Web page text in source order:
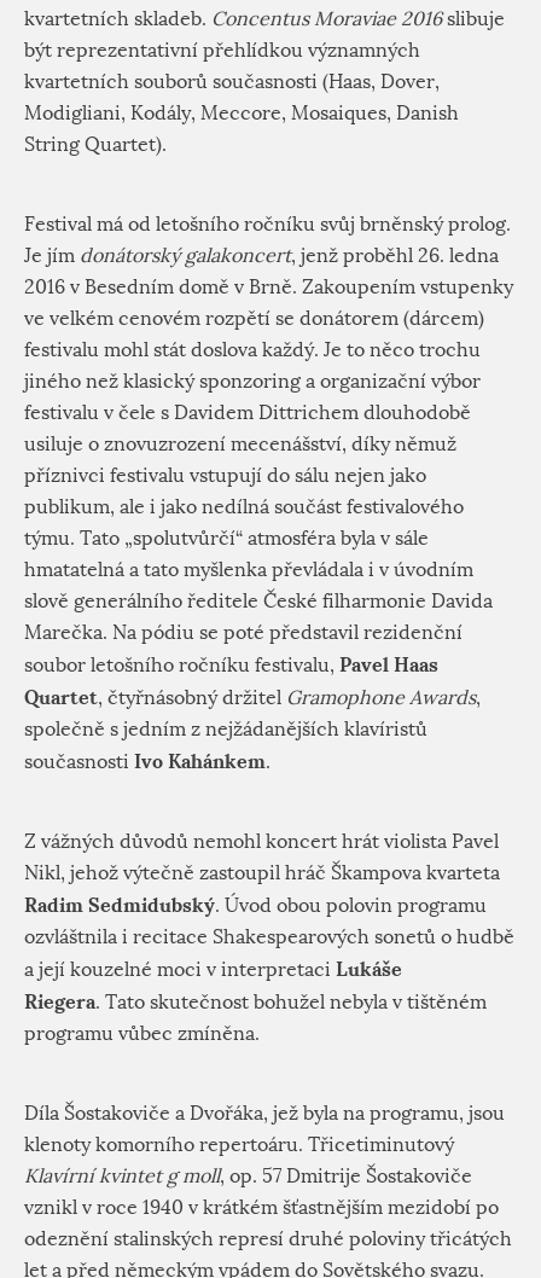
kvartetních skladeb. Concentus Moraviae 2016slibuje
být reprezentativní přehlídkou významných
kvartetních souborů současnosti (Haas, Dover,
Modigliani, Kodály, Meccore, Mosaiques, Danish
String Quartet).
Festival má od letošního ročníku svůj brněnský prolog.
Je jím donátorský galakoncert, jenž proběhl 26. ledna
2016 v Besedním domě v Brně. Zakoupením vstupenky
ve velkém cenovém rozpětí se donátorem (dárcem)
festivalu mohl stát doslova každý. Je to něco trochu
jiného než klasický sponzoring a organizační výbor
festivalu v čele s Davidem Dittrichem dlouhodobě
usiluje o znovuzrození mecenášství, díky němuž
příznivci festivalu vstupují do sálu nejen jako
publikum, ale i jako nedílná součást festivalového
týmu. Tato „spolutvůrčí“ atmosféra byla v sále
hmatatelná a tato myšlenka převládala i v úvodním
slově generálního ředitele České filharmonie Davida
Marečka. Na pódiu se poté představil rezidenční
soubor letošního ročníku festivalu, Pavel Haas
Quartet, čtyřnásobný držitel Gramophone Awards,
společně s jedním z nejžádanějších klavíristů
současnosti Ivo Kahánkem.
Z vážných důvodů nemohl koncert hrát violista Pavel
Nikl, jehož výtečně zastoupil hráč Škampova kvarteta
Radim Sedmidubský. Úvod obou polovin programu
ozvláštnila i recitace Shakespearových sonetů o hudbě
a její kouzelné moci v interpretaci Lukáše
Riegera. Tato skutečnost bohužel nebyla v tištěném
programu vůbec zmíněna.
Díla Šostakoviče a Dvořáka, jež byla na programu, jsou
klenoty komorního repertoáru. Třicetiminutový
Klavírní kvintet g moll, op. 57 Dmitrije Šostakoviče
vznikl v roce 1940 v krátkém šťastnějším mezidobí po
odeznění stalinských represí druhé poloviny třicátých
let a před německým vpádem do Sovětského svazu.